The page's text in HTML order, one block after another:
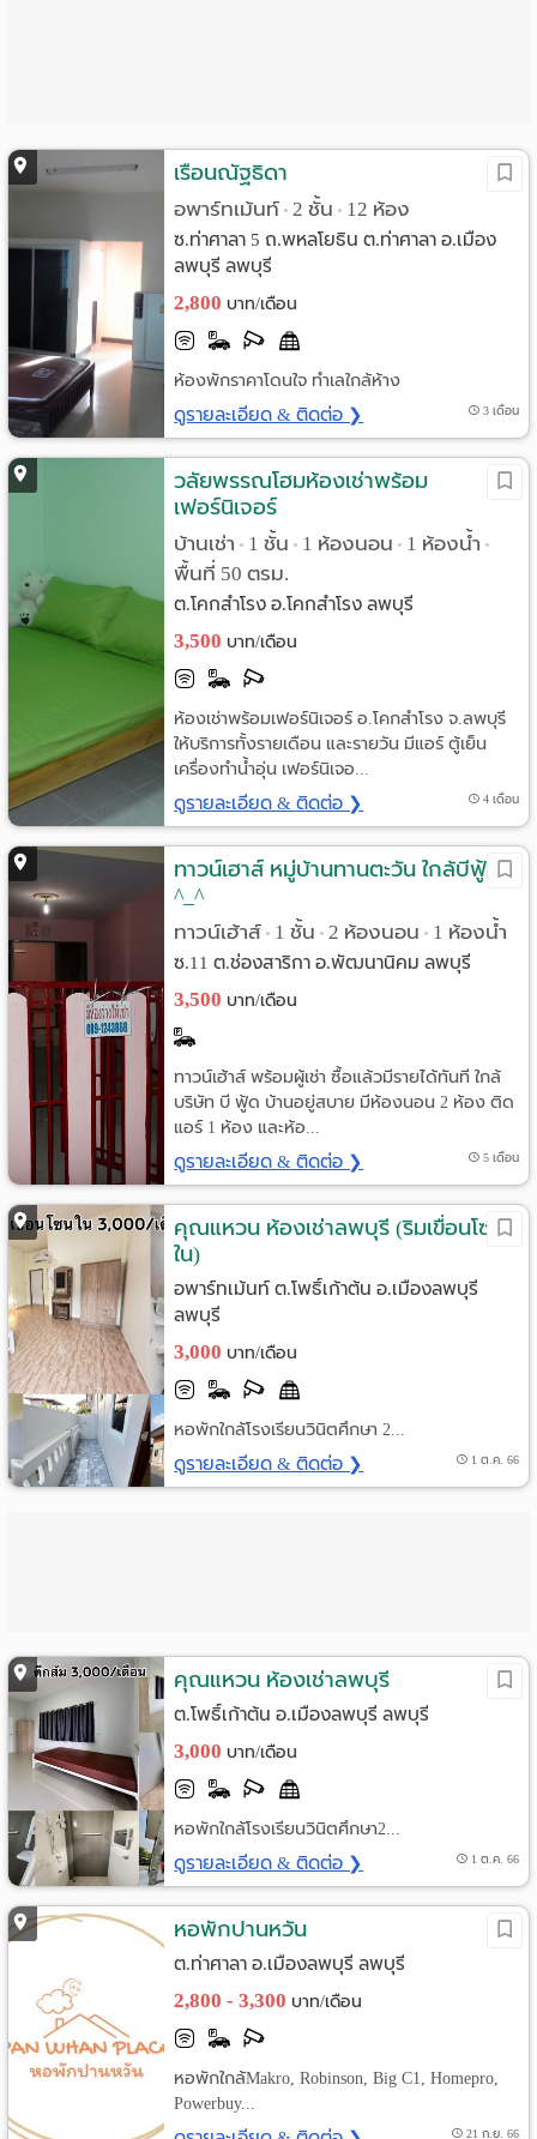
เรือนณัฐธิดา
อพาร์ทเม้นท์ • 2 ชั้น • 12 ห้อง
ซ.ท่าศาลา 5 ถ.พหลโยธิน ต.ท่าศาลา อ.เมือง
ลพบุรี ลพบุรี
2,800 บาท/เดือน
ห้องพักราคาโดนใจ ทำเลใกล้ห้าง
ดูรายละเอียด & ติดต่อ ❯ 3 เดือน
วลัยพรรณโฮมห้องเช่าพร้อม
เฟอร์นิเจอร์
บ้านเช่า • 1 ชั้น • 1 ห้องนอน • 1 ห้องน้ำ •
พื้นที่ 50 ตรม.
ต.โคกสำโรง อ.โคกสำโรง ลพบุรี
3,500 บาท/เดือน
ห้องเช่าพร้อมเฟอร์นิเจอร์ อ.โคกสำโรง จ.ลพบุรี
ให้บริการทั้งรายเดือน และรายวัน มีแอร์ ตู้เย็น
เครื่องทำน้ำอุ่น เฟอร์นิเจอ...
ดูรายละเอียด & ติดต่อ ❯ 4 เดือน
ทาวน์เฮาส์ หมู่บ้านทานตะวัน ใกล้บีฟู้ด
^_^
ทาวน์เฮ้าส์ • 1 ชั้น • 2 ห้องนอน • 1 ห้องน้ำ
ซ.11 ต.ช่องสาริกา อ.พัฒนานิคม ลพบุรี
3,500 บาท/เดือน
ทาวน์เฮ้าส์ พร้อมผู้เช่า ซื้อแล้วมีรายได้ทันที ใกล้
บริษัท บี ฟู้ด บ้านอยู่สบาย มีห้องนอน 2 ห้อง ติด
แอร์ 1 ห้อง และห้อ...
ดูรายละเอียด & ติดต่อ ❯ 5 เดือน
คุณแหวน ห้องเช่าลพบุรี (ริมเขื่อนโซน
ใน)
อพาร์ทเม้นท์ ต.โพธิ์เก้าต้น อ.เมืองลพบุรี
ลพบุรี
3,000 บาท/เดือน
หอพักใกล้โรงเรียนวินิตศึกษา 2...
ดูรายละเอียด & ติดต่อ ❯ 1 ต.ค. 66
คุณแหวน ห้องเช่าลพบุรี
ต.โพธิ์เก้าต้น อ.เมืองลพบุรี ลพบุรี
3,000 บาท/เดือน
หอพักใกล้โรงเรียนวินิตศึกษา2...
ดูรายละเอียด & ติดต่อ ❯ 1 ต.ค. 66
หอพักปานหวัน
ต.ท่าศาลา อ.เมืองลพบุรี ลพบุรี
2,800 - 3,300 บาท/เดือน
หอพักใกล้Makro, Robinson, Big C1, Homepro,
Powerbuy...
21 ก.ย. 66